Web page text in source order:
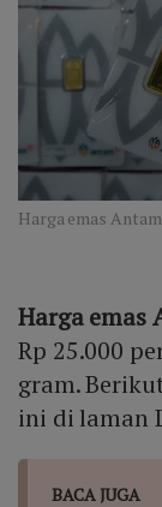
Harga emas
Harga emas
Rp 25.000
gram.
ini di laman
BACA JUGA